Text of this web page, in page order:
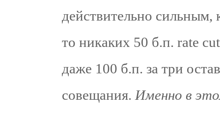
действительно сильным,
то никаких 50 б.п. rate
даже 100 б.п. за три
совещания. Именно в